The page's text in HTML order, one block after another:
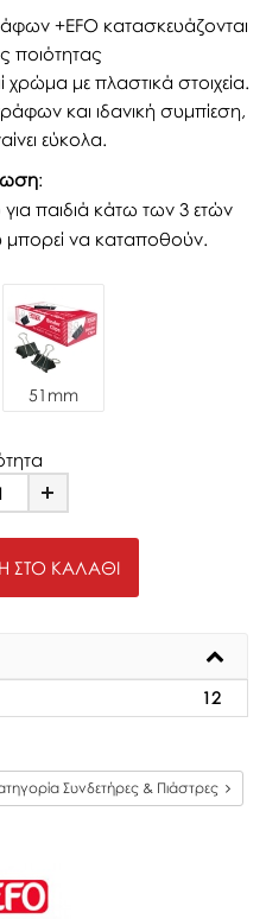
+EFO κατασκευάζονται
ποιότητας
χρώμα με πλαστικά στοιχεία.
και ιδανική συμπίεση,
εύκολα.
:
παιδιά κάτω των 3 ετών
μπορεί να καταποθούν.
51mm
Plus
ΣΤΟ ΚΑΛΆΘΙ
12
Συνδετήρες & Πιάστρες